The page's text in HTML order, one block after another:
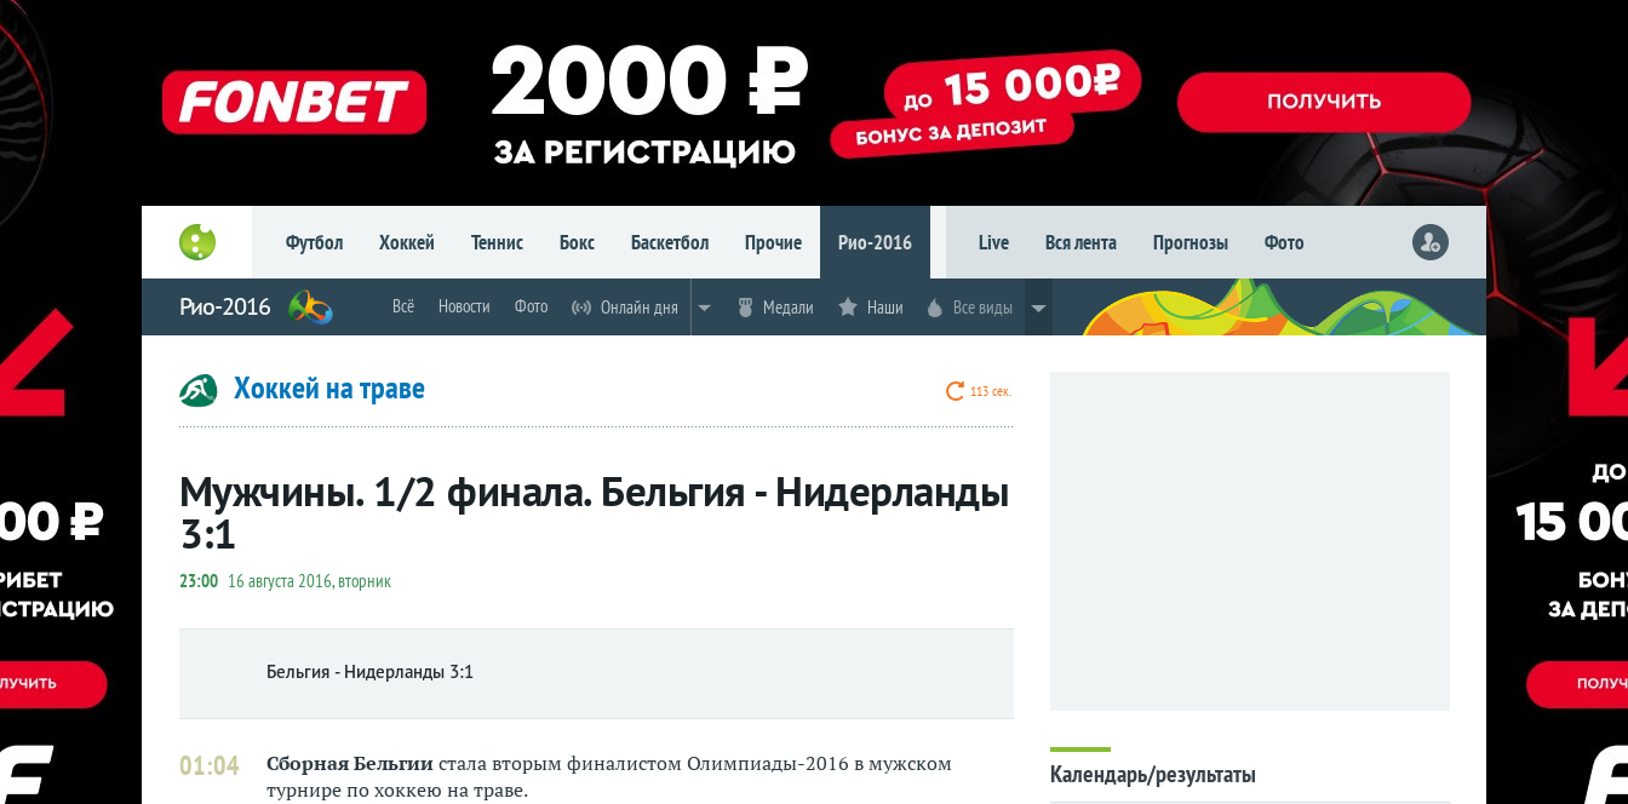
Футбол Хоккей Теннис Бокс Баскетбол Прочие Рио-2016 Live Вся лента Прогнозы Фото
Рио-2016 Всё Новости Фото Онлайн дня Медали Наши Все виды
Календарь/результаты
Хоккей на траве 112 сек.
Мужчины. 1/2 финала. Бельгия - Нидерланды
3:1
23:00 16 августа 2016, вторник
Бельгия - Нидерланды 3:1
01:04 Сборная Бельгиистала вторым финалистом Олимпиады-2016 в мужском
турнире по хоккею на траве.